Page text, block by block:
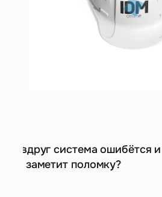
А вдруг система ошибётся и
не заметит поломку?